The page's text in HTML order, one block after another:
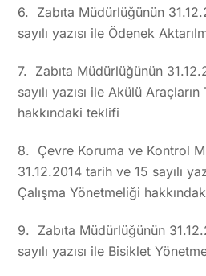
6. Zabıta Müdürlüğünün
sayılı yazısı ile Ödenek
7. Zabıta Müdürlüğünün
sayılı yazısı ile Akülü
hakkındaki teklifi
8. Çevre Koruma ve Kontrol
31.12.2014 tarih ve 15 sayılı
Çalışma Yönetmeliği
9. Zabıta Müdürlüğünün
sayılı yazısı ile Bisiklet